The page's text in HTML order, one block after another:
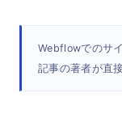
Webflowでのサ
記事の著者が直